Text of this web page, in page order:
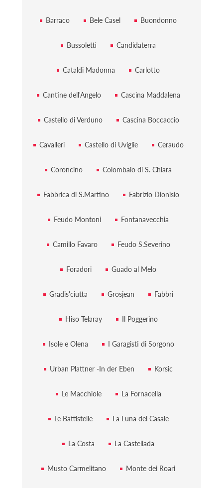
Barraco Bele Casel Buondonno
Bussoletti Candidaterra
Cataldi Madonna Carlotto
Cantine dell'Angelo Cascina Maddalena
Castello di Verduno Cascina Boccaccio
Cavalleri Castello di Uviglie Ceraudo
Coroncino Colombaio di S. Chiara
Fabbrica di S.Martino Fabrizio Dionisio
Feudo Montoni Fontanavecchia
Camillo Favaro Feudo S.Severino
Foradori Guado al Melo
Gradis'ciutta Grosjean Fabbri
Hiso Telaray Il Poggerino
Isole e Olena I Garagisti di Sorgono
Urban Plattner -In der Eben Korsic
Le Macchiole La Fornacella
Le Battistelle La Luna del Casale
La Costa La Castellada
Musto Carmelitano Monte dei Roari